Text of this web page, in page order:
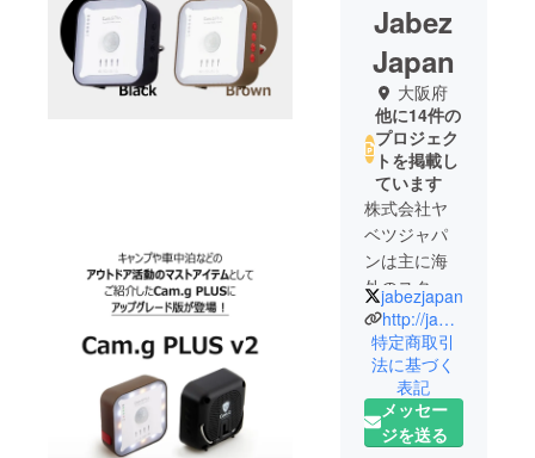
Jabez
Japan
大阪府
他に14件の
プロジェク
トを掲載し
ています
株式会社ヤ
ベツジャパ
ンは主に海
外のスター
トアップ企
業の製品を
輸入販売し
ている商社
です。ス
タートアッ
jabezjapan
http://jabez.jp
特定商取引
法に基づく
表記
メッセー
ジを送る